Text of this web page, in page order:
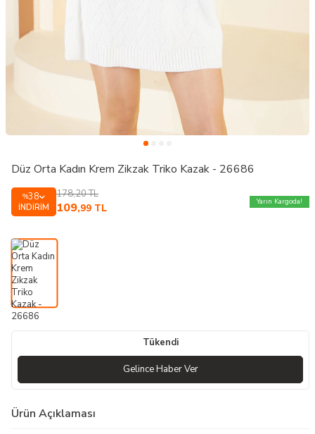
Düz Orta Kadın Krem Zikzak Triko Kazak - 26686
%38
İNDIRIM
178,20TL
109,99 TL
Yarın Kargoda!
Tükendi
Gelince Haber Ver
Ürün Açıklaması